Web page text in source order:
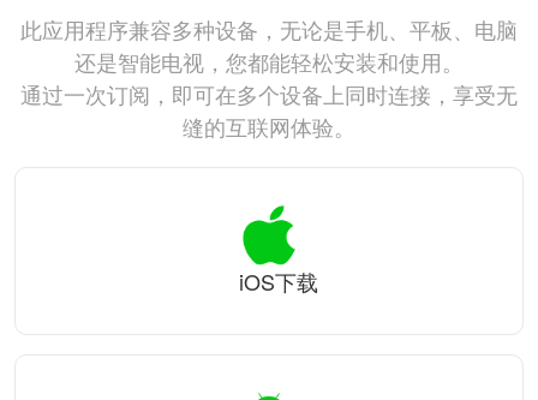
此应用程序兼容多种设备，无论是手机、平板、电脑
还是智能电视，您都能轻松安装和使用。
通过一次订阅，即可在多个设备上同时连接，享受无
缝的互联网体验。
iOS下载